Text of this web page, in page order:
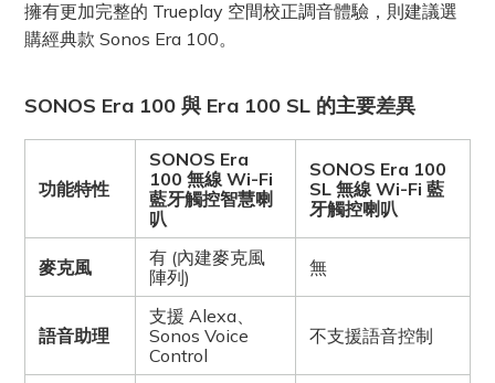
擁有更加完整的 Trueplay 空間校正調音體驗，則建議選
購經典款 Sonos Era 100。
SONOS Era 100 與 Era 100 SL 的主要差異
功能特性
SONOS Era
100 無線 Wi-Fi
藍牙觸控智慧喇
叭
SONOS Era 100
SL 無線 Wi-Fi 藍
牙觸控喇叭
麥克風
有 (內建麥克風
陣列)
無
語音助理
支援 Alexa、
Sonos Voice
Control
不支援語音控制